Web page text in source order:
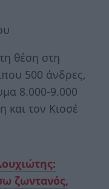
θέση στη
500 άνδρες,
8.000-9.000
τον Κιοσέ
ζωντανός,